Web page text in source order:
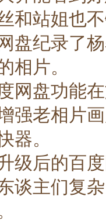
和站姐也
盘纪录了
相片。
网盘功能
强老相片
器。
级后的百
谈主们复